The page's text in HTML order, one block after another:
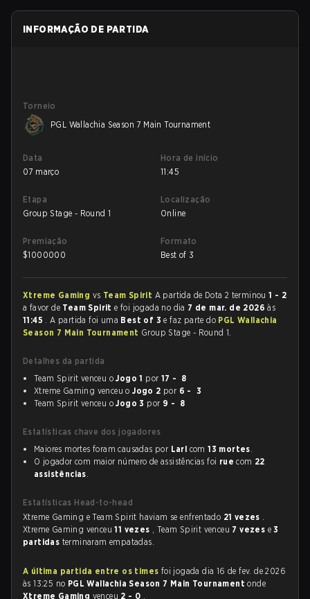
INFORMAÇÃO DE PARTIDA
Torneio
PGL Wallachia Season 7 Main Tournament
Data
07 março
Hora de início
11:45
Etapa
Group Stage - Round 1
Localização
Online
Premiação
$1000000
Formato
Best of 3
Xtreme Gaming vs Team Spirit A partida de Dota 2 terminou1 - 2
a favor de Team Spirite foi jogada no dia 7 de mar. de 2026às
11:45 . A partida foi uma Best of 3e faz parte do PGL Wallachia
Season 7 Main Tournament Group Stage - Round 1.
Detalhes da partida
Team Spirit venceu oJogo 1 por 17 - 8
Xtreme Gaming venceu oJogo 2 por 6 - 3
Team Spirit venceu oJogo 3 por 9 - 8
Estatísticas chave dos jogadores
Maiores mortes foram causadas por Larl com13 mortes.
O jogador com maior número de assistências foi rue com 22
assistências.
Estatísticas Head-to-head
Xtreme Gaming e Team Spirit haviam se enfrentado 21 vezes .
Xtreme Gaming venceu11 vezes , Team Spirit venceu 7 vezes e3
partidas terminaram empatadas.
A última partida entre os times foi jogada dia 16 de fev. de 2026
às 13:25 no PGL Wallachia Season 7 Main Tournamentonde
Xtreme Gaming venceu 2 - 0 .